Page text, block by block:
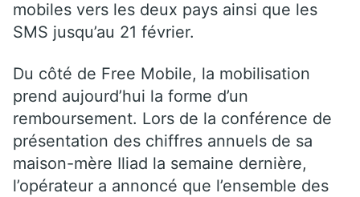
mobiles vers les deux pays ainsi que les
SMS jusqu’au 21 février.
Du côté de Free Mobile, la mobilisation
prend aujourd’hui la forme d’un
remboursement. Lors de la conférence de
présentation des chiffres annuels de sa
maison-mère Iliad la semaine dernière,
l’opérateur a annoncé que l’ensemble des